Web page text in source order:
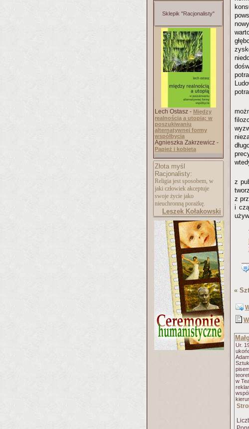
Sklepik "Racjonalisty"
Lech Ostasz - Między
realnością a utopią: w
poszukiwaniu
alternatywnej formy
współbycia
Agnieszka Zakrzewicz -
Papież i kobieta
Złota myśl
Racjonalisty:
Religia jest sposobem, w
jaki człowiek akceptuje
swoje życie jako
nieuchronną porażkę.
Leszek Kołakowski
z
z
i
«
Ur.
w